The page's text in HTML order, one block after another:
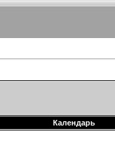
Календарь